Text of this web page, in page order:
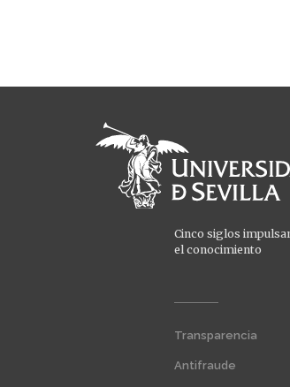
Cinco siglos
el conocimiento
Transparencia
Antifraude